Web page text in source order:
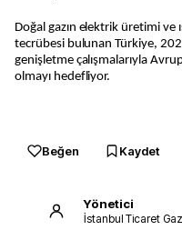
Doğal gazın elektrik üretimi ve
tecrübesi bulunan Türkiye,
genişletme çalışmalarıyla
olmayı hedefliyor.
Beğen Kaydet
Yönetici
İstanbul Ticaret